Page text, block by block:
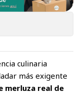
culinaria
más exigente
merluza real de